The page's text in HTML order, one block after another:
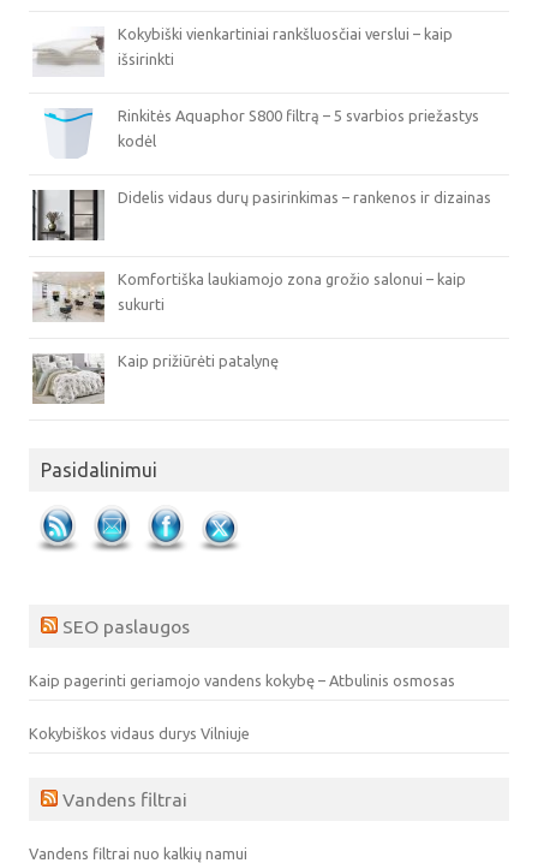
Kokybiški vienkartiniai rankšluosčiai verslui – kaip
išsirinkti
Rinkitės Aquaphor S800 filtrą – 5 svarbios priežastys
kodėl
Didelis vidaus durų pasirinkimas – rankenos ir dizainas
Komfortiška laukiamojo zona grožio salonui – kaip
sukurti
Kaip prižiūrėti patalynę
Pasidalinimui
SEO paslaugos
Kaip pagerinti geriamojo vandens kokybę – Atbulinis osmosas
Kokybiškos vidaus durys Vilniuje
Vandens filtrai
Vandens filtrai nuo kalkių namui